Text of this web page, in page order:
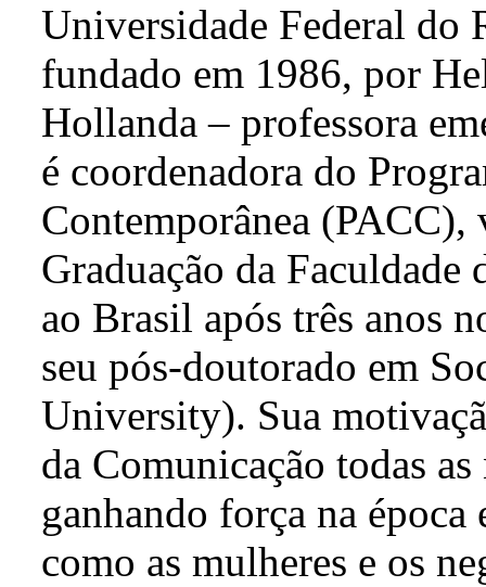
Universidade Federal do
fundado em 1986, por
Hollanda – professora
é coordenadora do
Contemporânea
Graduação da Faculdade
ao Brasil após três anos
seu pós-doutorado em
University). Sua
da Comunicação todas
ganhando força na
como as mulheres e os